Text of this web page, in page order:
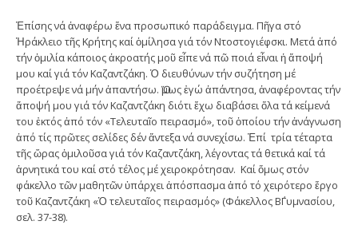
Ἐπίσης νά ἀναφέρω ἕνα προσωπικό παράδειγμα. Πῆγα στό
Ἡράκλειο τῆς Κρήτης καί ὁμίλησα γιά τόν Ντοστογιέφσκι. Μετά ἀπό
τήν ὁμιλία κάποιος ἀκροατής μοῦ εἶπε νά πῶ ποιά εἶναι ἡ ἄποψή
μου καί γιά τόν Καζαντζάκη. Ὁ διευθύνων τήν συζήτηση μέ
προέτρεψε νά μήν ἀπαντήσω. Ὅμως ἐγώ ἀπάντησα, ἀναφέροντας τήν
ἄποψή μου γιά τόν Καζαντζάκη διότι ἔχω διαβάσει ὅλα τά κείμενά
του ἐκτός ἀπό τόν «Τελευταῖο πειρασμό», τοῦ ὁποίου τήν ἀνάγνωση
ἀπό τίς πρῶτες σελίδες δέν ἄντεξα νά συνεχίσω. Ἐπί τρία τέταρτα
τῆς ὥρας ὁμιλοῦσα γιά τόν Καζαντζάκη, λέγοντας τά θετικά καί τά
ἀρνητικά του καί στό τέλος μέ χειροκρότησαν. Καί ὅμως στόν
φάκελλο τῶν μαθητῶν ὑπάρχει ἀπόσπασμα ἀπό τό χειρότερο ἔργο
τοῦ Καζαντζάκη «Ὁ τελευταῖος πειρασμός» (Φάκελλος Β΄Γυμνασίου,
σελ. 37-38).